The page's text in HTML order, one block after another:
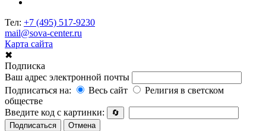
Тел: +7 (495) 517-9230
mail@sova-center.ru
Карта сайта
✖
Подписка
Ваш адрес электронной почты
Подписаться на:
Весь сайт
Религия в светском
обществе
Введите код с картинки:
🔄
Подписаться
Отмена